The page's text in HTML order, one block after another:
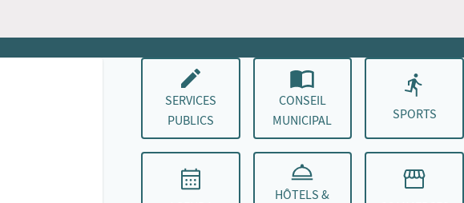
SERVICES
PUBLICS
CONSEIL
MUNICIPAL
SPORTS
HÔTELS &